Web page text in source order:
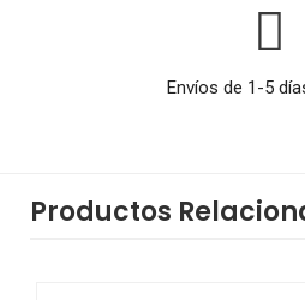
Envíos de 1-5
Productos